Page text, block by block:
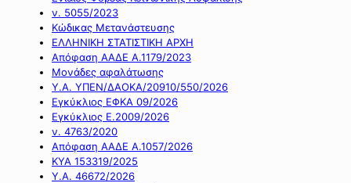
ν. 5055/2023
Κώδικας Μετανάστευσης
ΕΛΛΗΝΙΚΗ ΣΤΑΤΙΣΤΙΚΗ ΑΡΧΗ
Απόφαση ΑΑΔΕ Α.1179/2023
Μονάδες αφαλάτωσης
Υ.Α. ΥΠΕΝ/ΔΑΟΚΑ/20910/550/2026
Εγκύκλιος ΕΦΚΑ 09/2026
Εγκύκλιος Ε.2009/2026
ν. 4763/2020
Απόφαση ΑΑΔΕ Α.1057/2026
ΚΥΑ 153319/2025
Υ.Α. 46672/2026